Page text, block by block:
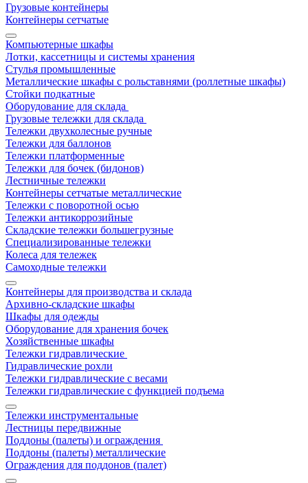
Грузовые контейнеры
Контейнеры сетчатые
Компьютерные шкафы
Лотки, кассетницы и системы хранения
Стулья промышленные
Металлические шкафы с рольставнями (роллетные шкафы)
Стойки подкатные
Оборудование для склада
Грузовые тележки для склада
Тележки двухколесные ручные
Тележки для баллонов
Тележки платформенные
Тележки для бочек (бидонов)
Лестничные тележки
Контейнеры сетчатые металлические
Тележки с поворотной осью
Тележки антикоррозийные
Складские тележки большегрузные
Специализированные тележки
Колеса для тележек
Самоходные тележки
Контейнеры для производства и склада
Архивно-складские шкафы
Шкафы для одежды
Оборудование для хранения бочек
Хозяйственные шкафы
Тележки гидравлические
Гидравлические рохли
Тележки гидравлические с весами
Тележки гидравлические с функцией подъема
Тележки инструментальные
Лестницы передвижные
Поддоны (палеты) и ограждения
Поддоны (палеты) металлические
Ограждения для поддонов (палет)